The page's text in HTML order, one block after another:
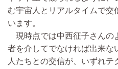
む宇宙人とリアルタイムで交
います。
現時点では中西征子さんの
者を介してでなければ出来な
人たちとの交信が、いずれ